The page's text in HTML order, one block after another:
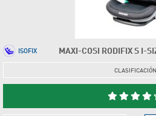
MAXI-COSI RODIFIX S I-
ISOFIX
CLASIFICACIÓN